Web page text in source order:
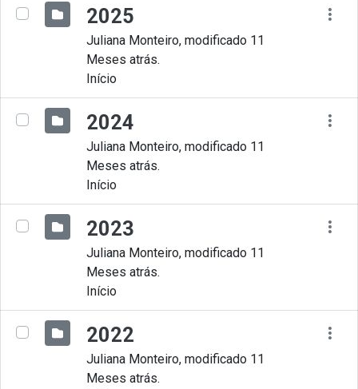
2025
Juliana Monteiro, modificado 11
Meses atrás.
Início
2024
Juliana Monteiro, modificado 11
Meses atrás.
Início
2023
Juliana Monteiro, modificado 11
Meses atrás.
Início
2022
Juliana Monteiro, modificado 11
Meses atrás.